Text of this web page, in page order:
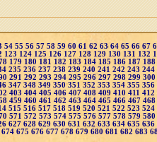
54 55 56 57 58 59 6061 62 63 64 65 66 67
123 124 125 126 127 128 129 130 131 132
179 180 181 182 183 184 185 186 187 188
235 236 237 238 239 240 241 242 243 244
291 292 293 294 295 296 297 298 299 300
347 348 349 350 351 352 353 354 355 356
403 404 405 406 407 408 409 410 411 412
459 460 461 462 463 464 465 466 467 468
515 516 517 518 519 520 521 522 523 524
571 572 573 574 575 576 577 578 579 580
627 628 629 630 631 632 633 634 635 636
674 675 676 677 678 679 680 681 682 683